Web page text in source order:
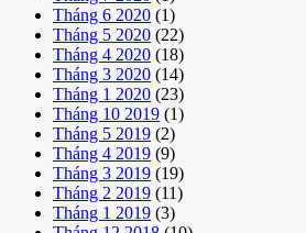
Tháng 6 2020 (1)
Tháng 5 2020 (22)
Tháng 4 2020 (18)
Tháng 3 2020 (14)
Tháng 1 2020 (23)
Tháng 10 2019 (1)
Tháng 5 2019 (2)
Tháng 4 2019 (9)
Tháng 3 2019 (19)
Tháng 2 2019 (11)
Tháng 1 2019 (3)